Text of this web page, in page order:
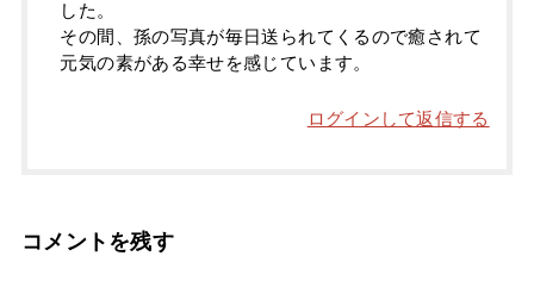
した。
その間、孫の写真が毎日送られてくるので癒されて
元気の素がある幸せを感じています。
ログインして返信する
コメントを残す